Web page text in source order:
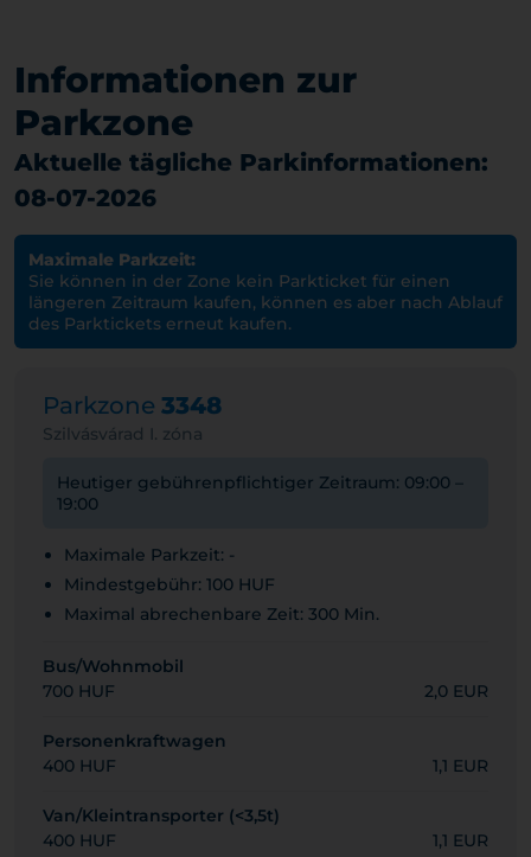
Informationen zur
Parkzone
Aktuelle tägliche Parkinformationen:
08-07-2026
Maximale Parkzeit:
Sie können in der Zone kein Parkticket für einen
längeren Zeitraum kaufen, können es aber nach Ablauf
des Parktickets erneut kaufen.
Parkzone 3348
Szilvásvárad I. zóna
Heutiger gebührenpflichtiger Zeitraum: 09:00 –
19:00
Maximale Parkzeit: -
Mindestgebühr: 100 HUF
Maximal abrechenbare Zeit: 300 Min.
Bus/Wohnmobil
700 HUF
2,0 EUR
Personenkraftwagen
400 HUF
1,1 EUR
Van/Kleintransporter (<3,5t)
400 HUF
1,1 EUR